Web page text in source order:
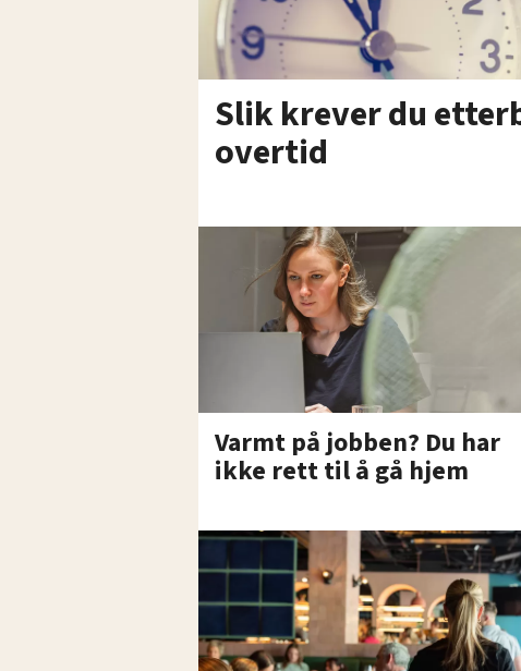
Slik krever du
overtid
Varmt på jobben? Du har
ikke rett til å gå hjem